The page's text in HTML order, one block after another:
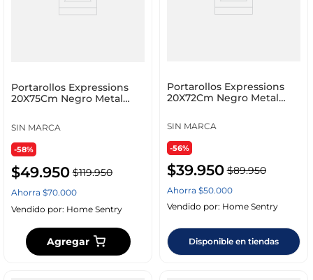
Portarollos Expressions
20X75Cm Negro Metal
SIN MARCA
-58%
$49.950 $119.950
Ahorra $70.000
Vendido por: Home Sentry
Agregar
Portarollos Expressions
20X72Cm Negro Metal
SIN MARCA
-56%
$39.950 $89.950
Ahorra $50.000
Vendido por: Home Sentry
Disponible en tiendas